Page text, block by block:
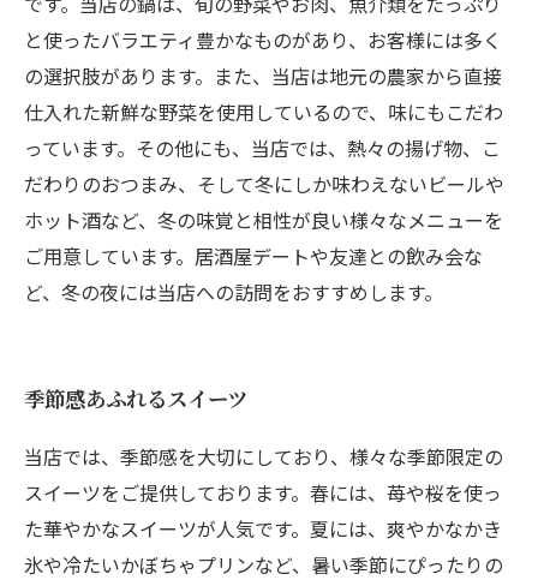
と使ったバラエティ豊かなものがあり、お客様には多く
の選択肢があります。また、当店は地元の農家から直接
仕入れた新鮮な野菜を使用しているので、味にもこだわ
っています。その他にも、当店では、熱々の揚げ物、こ
だわりのおつまみ、そして冬にしか味わえないビールや
ホット酒など、冬の味覚と相性が良い様々なメニューを
ご用意しています。居酒屋デートや友達との飲み会な
ど、冬の夜には当店への訪問をおすすめします。
季節感あふれるスイーツ
当店では、季節感を大切にしており、様々な季節限定の
スイーツをご提供しております。春には、苺や桜を使っ
た華やかなスイーツが人気です。夏には、爽やかなかき
氷や冷たいかぼちゃプリンなど、暑い季節にぴったりの